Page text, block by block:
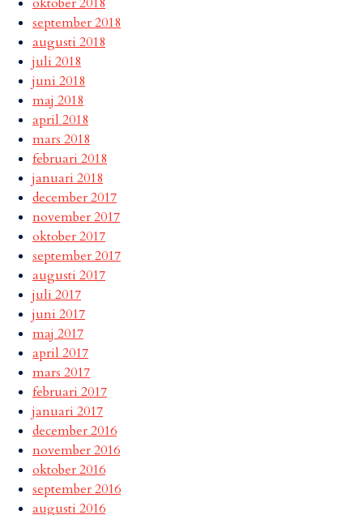
september 2018
augusti 2018
juli 2018
juni 2018
maj 2018
april 2018
mars 2018
februari 2018
januari 2018
december 2017
november 2017
oktober 2017
september 2017
augusti 2017
juli 2017
juni 2017
maj 2017
april 2017
mars 2017
februari 2017
januari 2017
december 2016
november 2016
oktober 2016
september 2016
augusti 2016